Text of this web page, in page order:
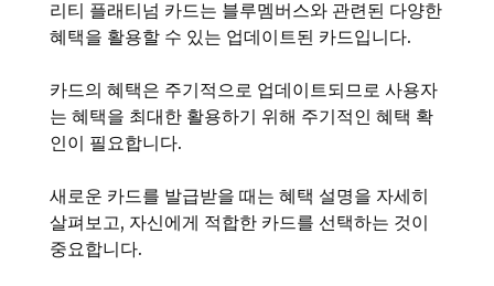
리티 플래티넘 카드는 블루멤버스와 관련된 다양한
혜택을 활용할 수 있는 업데이트된 카드입니다.
카드의 혜택은 주기적으로 업데이트되므로 사용자
는 혜택을 최대한 활용하기 위해 주기적인 혜택 확
인이 필요합니다.
새로운 카드를 발급받을 때는 혜택 설명을 자세히
살펴보고, 자신에게 적합한 카드를 선택하는 것이
중요합니다.